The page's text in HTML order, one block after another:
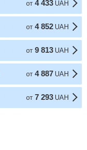
от 4 433 UAH
от 4 852 UAH
от 9 813 UAH
от 4 887 UAH
от 7 293 UAH